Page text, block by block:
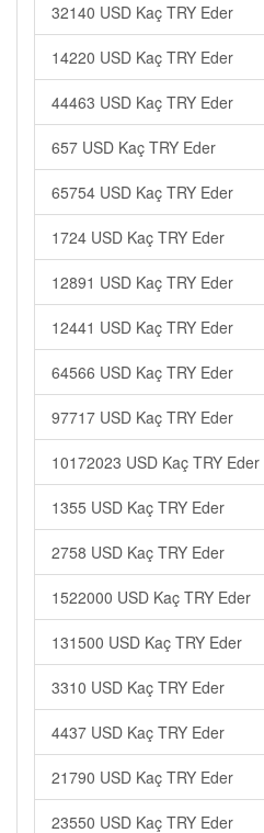
32140 USD Kaç TRY Eder
14220 USD Kaç TRY Eder
44463 USD Kaç TRY Eder
657 USD Kaç TRY Eder
65754 USD Kaç TRY Eder
1724 USD Kaç TRY Eder
12891 USD Kaç TRY Eder
12441 USD Kaç TRY Eder
64566 USD Kaç TRY Eder
97717 USD Kaç TRY Eder
10172023 USD Kaç TRY Eder
1355 USD Kaç TRY Eder
2758 USD Kaç TRY Eder
1522000 USD Kaç TRY Eder
131500 USD Kaç TRY Eder
3310 USD Kaç TRY Eder
4437 USD Kaç TRY Eder
21790 USD Kaç TRY Eder
23550 USD Kaç TRY Eder